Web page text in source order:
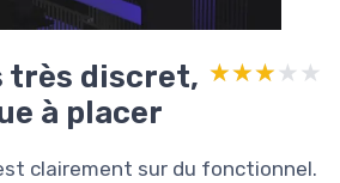
très discret,
à placer
★★★★★
★★★★★
clairement sur du fonctionnel.